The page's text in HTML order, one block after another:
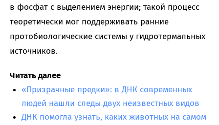
в фосфат с выделением энергии; такой процесс
теоретически мог поддерживать ранние
протобиологические системы у гидротермальных
источников.
Читать далее
«Призрачные предки»: в ДНК современных
людей нашли следы двух неизвестных видов
ДНК помогла узнать, каких животных на самом